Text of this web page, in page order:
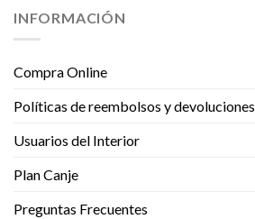
INFORMACIÓN
Compra Online
Políticas de reembolsos y devoluciones
Usuarios del Interior
Plan Canje
Preguntas Frecuentes